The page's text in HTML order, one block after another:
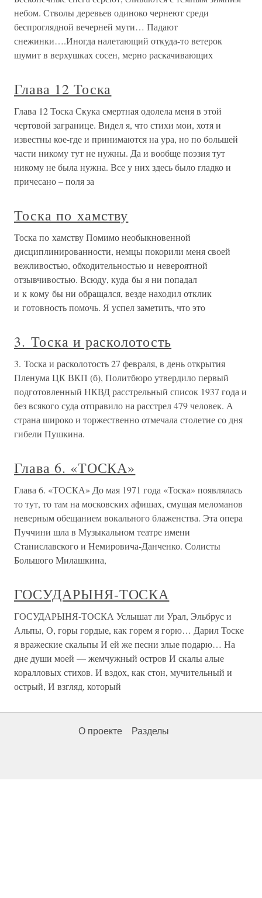
небом. Стволы деревьев одиноко чернеют среди
беспроглядной вечерней мути… Падают
снежинки….Иногда налетающий откуда-то ветерок
шумит в верхушках сосен, мерно раскачивающих
Глава 12 Тоска
Глава 12 Тоска Скука смертная одолела меня в этой
чертовой загранице. Видел я, что стихи мои, хотя и
известны кое-где и принимаются на ура, но по большей
части никому тут не нужны. Да и вообще поэзия тут
никому не была нужна. Все у них здесь было гладко и
причесано – поля за
Тоска по хамству
Тоска по хамству Помимо необыкновенной
дисциплинированности, немцы покорили меня своей
вежливостью, обходительностью и невероятной
отзывчивостью. Всюду, куда бы я ни попадал
и к кому бы ни обращался, везде находил отклик
и готовность помочь. Я успел заметить, что это
3. Тоска и расколотость
3. Тоска и расколотость 27 февраля, в день открытия
Пленума ЦК ВКП (б), Политбюро утвердило первый
подготовленный НКВД расстрельный список 1937 года и
без всякого суда отправило на расстрел 479 человек. А
страна широко и торжественно отмечала столетие со дня
гибели Пушкина.
Глава 6. «ТОСКА»
Глава 6. «ТОСКА» До мая 1971 года «Тоска» появлялась
то тут, то там на московских афишах, смущая меломанов
неверным обещанием вокального блаженства. Эта опера
Пуччини шла в Музыкальном театре имени
Станиславского и Немировича-Данченко. Солисты
Большого Милашкина,
ГОСУДАРЫНЯ-ТОСКА
ГОСУДАРЫНЯ-ТОСКА Услышат ли Урал, Эльбрус и
Альпы, О, горы гордые, как горем я горю… Дарил Тоске
я вражеские скальпы И ей же песни злые подарю… На
дне души моей — жемчужный остров И скалы алые
коралловых стихов. И вздох, как стон, мучительный и
острый, И взгляд, который
О проекте Разделы